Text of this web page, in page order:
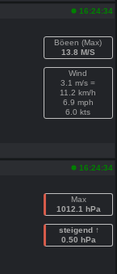
16:24:34
Böeen (Max)
13.8 M/S
Wind
3.1 m/s =
11.2 km/h
6.9 mph
6.0 kts
16:24:34
Max
1012.1 hPa
steigend ↑
0.50 hPa